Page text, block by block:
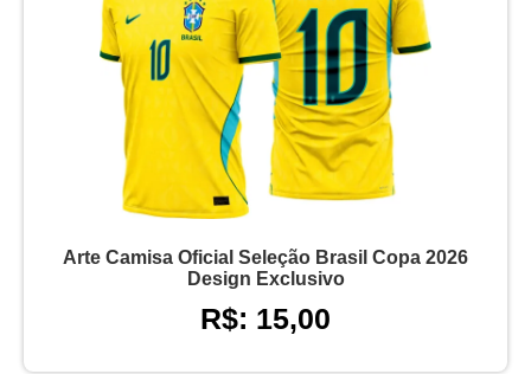
Arte Camisa Oficial Seleção Brasil Copa 2026
Design Exclusivo
R$: 15,00